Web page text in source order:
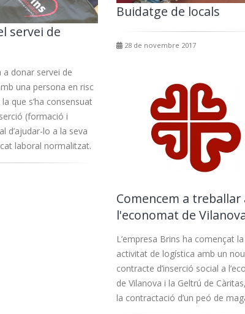
Buidatge de locals
servei de
a donar servei de
una persona en risc
la que s’ha consensuat
(formació i
d’ajudar-lo a la seva
laboral normalitzat.
28 de novembre 2017
Comencem a treballar
l'economat de
L’empresa Brins ha començat la
activitat de logística amb un nou
contracte d’inserció social a
de Vilanova i la Geltrú de
la contractació d’un peó de